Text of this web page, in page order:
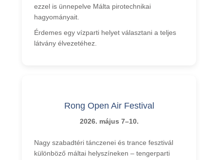
ezzel is ünnepelve Málta pirotechnikai
hagyományait.
Érdemes egy vízparti helyet választani a teljes
látvány élvezetéhez.
Rong Open Air Festival
2026. május 7–10.
Nagy szabadtéri tánczenei és trance fesztivál
különböző máltai helyszíneken – tengerparti